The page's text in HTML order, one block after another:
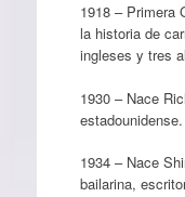
1918 – Primera
la historia de
ingleses y tres
1930 – Nace
estadounidense.
1934 – Nace
bailarina,